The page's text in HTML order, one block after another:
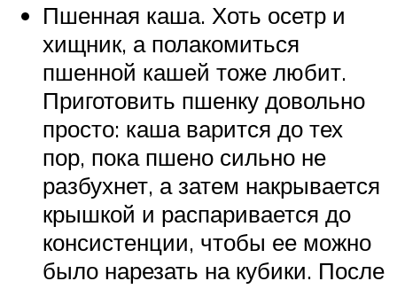
Пшенная каша. Хоть осетр и
хищник, а полакомиться
пшенной кашей тоже любит.
Приготовить пшенку довольно
просто: каша варится до тех
пор, пока пшено сильно не
разбухнет, а затем накрывается
крышкой и распаривается до
консистенции, чтобы ее можно
было нарезать на кубики. После